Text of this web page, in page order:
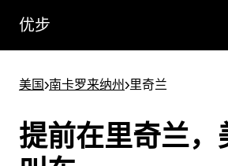
优步
美国>南卡罗来纳州>里奇兰
提前在里奇兰，